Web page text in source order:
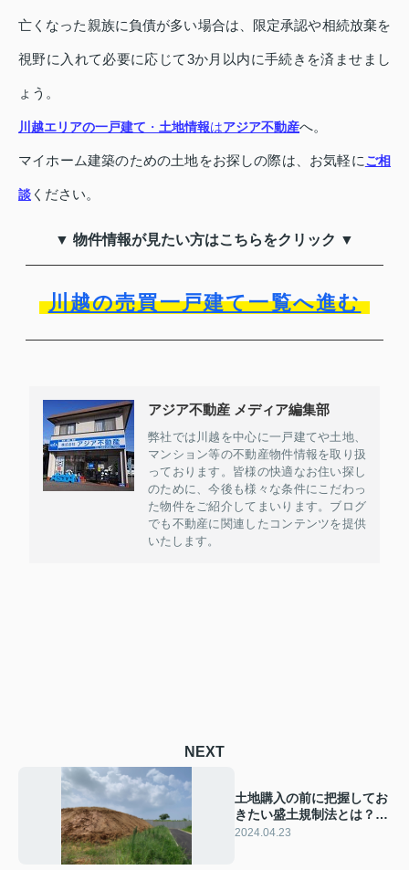
亡くなった親族に負債が多い場合は、限定承認や相続放棄を
視野に入れて必要に応じて3か月以内に手続きを済ませまし
ょう。
川越エリアの一戸建て ・ 土地情報はアジア不動産へ。
マイホーム建築のための土地をお探しの際は、お気軽にご相
談 ください。
▼ 物件情報が見たい方はこちらをクリック ▼
川越の売買一戸建て一覧へ進む
アジア不動産 メディア編集部
弊社では川越を中心に一戸建てや土地、
マンション等の不動産物件情報を取り扱
っております。皆様の快適なお住い探し
のために、今後も様々な条件にこだわっ
た物件をご紹介してまいります。ブログ
でも不動産に関連したコンテンツを提供
いたします。
NEXT
土地購入の前に把握してお
きたい盛土規制法とは？規
制区域につても解説
2024.04.23